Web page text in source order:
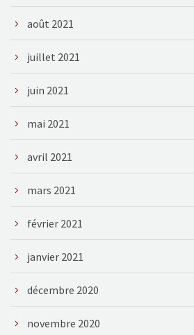
août 2021
juillet 2021
juin 2021
mai 2021
avril 2021
mars 2021
février 2021
janvier 2021
décembre 2020
novembre 2020